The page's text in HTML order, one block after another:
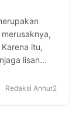
itu,
lisan...
Redaksi Annur2